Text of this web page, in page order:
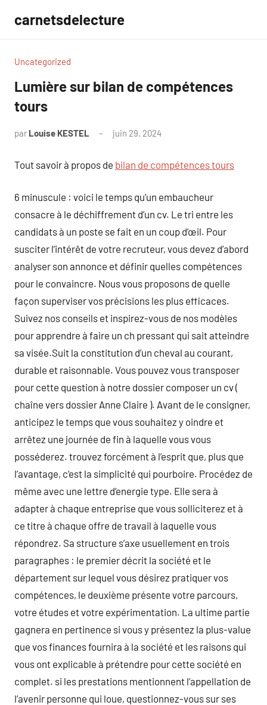
contenu
carnetsdelecture
Uncategorized
Lumière sur bilan de compétences
tours
par Louise KESTEL juin 29, 2024
Tout savoir à propos de bilan de compétences tours
6 minuscule : voici le temps qu’un embaucheur
consacre à le déchiffrement d’un cv. Le tri entre les
candidats à un poste se fait en un coup d’œil. Pour
susciter l’intérêt de votre recruteur, vous devez d’abord
analyser son annonce et définir quelles compétences
pour le convaincre. Nous vous proposons de quelle
façon superviser vos précisions les plus efficaces.
Suivez nos conseils et inspirez-vous de nos modèles
pour apprendre à faire un ch pressant qui sait atteindre
sa visée.Suit la constitution d’un cheval au courant,
durable et raisonnable. Vous pouvez vous transposer
pour cette question à notre dossier composer un cv (
chaîne vers dossier Anne Claire ). Avant de le consigner,
anticipez le temps que vous souhaitez y oindre et
arrêtez une journée de fin à laquelle vous vous
posséderez. trouvez forcément à l’esprit que, plus que
l’avantage, c’est la simplicité qui pourboire. Procédez de
même avec une lettre d’energie type. Elle sera à
adapter à chaque entreprise que vous solliciterez et à
ce titre à chaque offre de travail à laquelle vous
répondrez. Sa structure s’axe usuellement en trois
paragraphes : le premier décrit la société et le
département sur lequel vous désirez pratiquer vos
compétences, le deuxième présente votre parcours,
votre études et votre expérimentation. La ultime partie
gagnera en pertinence si vous y présentez la plus-value
que vos finances fournira à la société et les raisons qui
vous ont explicable à prétendre pour cette société en
complet. si les prestations mentionnent l’appellation de
l’avenir personne qui loue, questionnez-vous sur ses